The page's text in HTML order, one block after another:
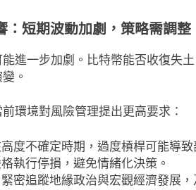
：短期波動加劇，策略需調整
進一步加劇。比特幣能否收復失
。
環境對風險管理提出更高要求：
高度不確定時期，過度槓桿可能導致
執行停損，避免情緒化決策。
密追蹤地緣政治與宏觀經濟發展，
18 小時 Ago